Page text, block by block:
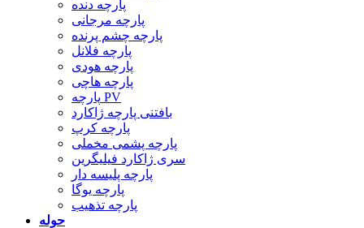
پارچه دنده
پارچه مرجانی
پارچه چشم پرنده
پارچه فلانل
پارچه هودی
پارچه هاچی
پارچه PV
بافتنی پارچه ژاکارد
پارچه کرپ
پارچه پشمی مخملی
سری ژاکارد فیلیگرین
پارچه پلیسه دار
پارچه یوگا
پارچه تذهیب
حوله